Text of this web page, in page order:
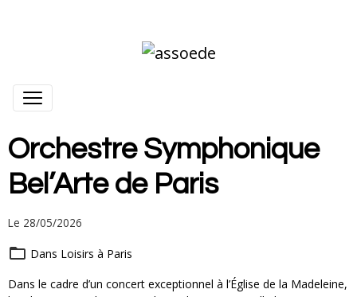
Orchestre Symphonique
Bel’Arte de Paris
Le 28/05/2026
Dans Loisirs à Paris
Dans le cadre d’un concert exceptionnel à l’Église de la Madeleine,